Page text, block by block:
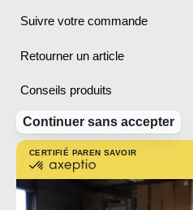
CERTIFIÉ PAREN SAVOIR PLUS SUR
certifié
Continuer sans accepter
Suivre votre commande
Retourner un article
Conseils produits
Infos pratiques
Plan du site